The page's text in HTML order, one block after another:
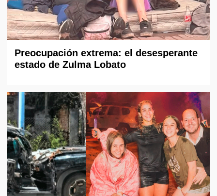
Preocupación extrema: el desesperante
estado de Zulma Lobato